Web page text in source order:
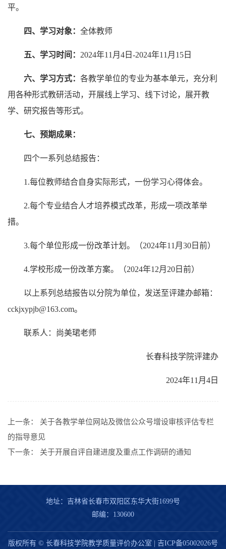
平。
四、学习对象： 全体教师
五、学习时间： 2024年11月4日-2024年11月15日
六、学习方式： 各教学单位的专业为基本单元，充分利
用各种形式教研活动，开展线上学习、线下讨论，展开教
学、研究报告等形式。
七、预期成果：
四个一系列总结报告：
1.每位教师结合自身实际形式，一份学习心得体会。
2.每个专业结合人才培养模式改革，形成一项改革举
措。
3.每个单位形成一份改革计划。（2024年11月30日前）
4.学校形成一份改革方案。（2024年12月20日前）
以上系列总结报告以分院为单位，发送至评建办邮箱：
cckjxypjb@163.com。
联系人：尚美珺老师
长春科技学院评建办
2024年11月4日
上一条： 关于各教学单位网站及微信公众号增设审核评估专栏
的指导意见
下一条： 关于开展自评自建进度及重点工作调研的通知
地址：吉林省长春市双阳区东华大街1699号
邮编：130600
版权所有 © 长春科技学院教学质量评价办公室 | 吉ICP备05002026号